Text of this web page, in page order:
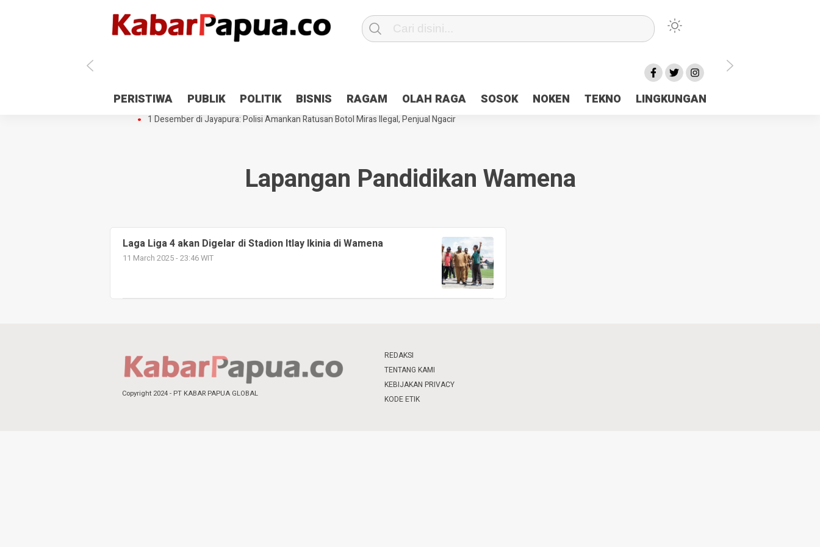
PERISTIWA PUBLIK POLITIK BISNIS RAGAM OLAH RAGA SOSOK NOKEN TEKNO LINGKUNGAN
Antisipasi 1 Desember, TNI Polri Patroli 2×24 jam di Kota Jayapura
Pesan Sejuk Polri di Deklarasi Pemilu Ceria Tanah Papua
Gedung Perpustakaan SMPN 5 Sentani Terbakar
Hibah Pilkada Jayapura Cair 10 Persen, Deposit Kas Daerah Rp23 Miliar Disorot
1 Desember di Jayapura: Polisi Amankan Ratusan Botol Miras Ilegal, Penjual Ngacir
Lapangan Pandidikan Wamena
Laga Liga 4 akan Digelar di Stadion Itlay Ikinia di Wamena
11 March 2025 - 23:46 WIT
Copyright 2024 - PT KABAR PAPUA GLOBAL
REDAKSI
TENTANG KAMI
KEBIJAKAN PRIVACY
KODE ETIK